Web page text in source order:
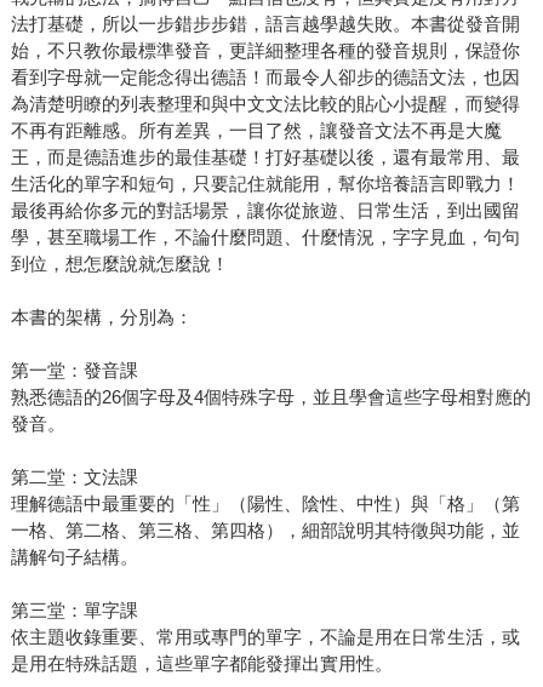
法打基礎，所以一步錯步步錯，語言越學越失敗。本書從發音開
始，不只教你最標準發音，更詳細整理各種的發音規則，保證你
看到字母就一定能念得出德語！而最令人卻步的德語文法，也因
為清楚明瞭的列表整理和與中文文法比較的貼心小提醒，而變得
不再有距離感。所有差異，一目了然，讓發音文法不再是大魔
王，而是德語進步的最佳基礎！打好基礎以後，還有最常用、最
生活化的單字和短句，只要記住就能用，幫你培養語言即戰力！
最後再給你多元的對話場景，讓你從旅遊、日常生活，到出國留
學，甚至職場工作，不論什麼問題、什麼情況，字字見血，句句
到位，想怎麼說就怎麼說！
本書的架構，分別為：
第一堂：發音課
熟悉德語的26個字母及4個特殊字母，並且學會這些字母相對應的
發音。
第二堂：文法課
理解德語中最重要的「性」（陽性、陰性、中性）與「格」（第
一格、第二格、第三格、第四格），細部說明其特徵與功能，並
講解句子結構。
第三堂：單字課
依主題收錄重要、常用或專門的單字，不論是用在日常生活，或
是用在特殊話題，這些單字都能發揮出實用性。